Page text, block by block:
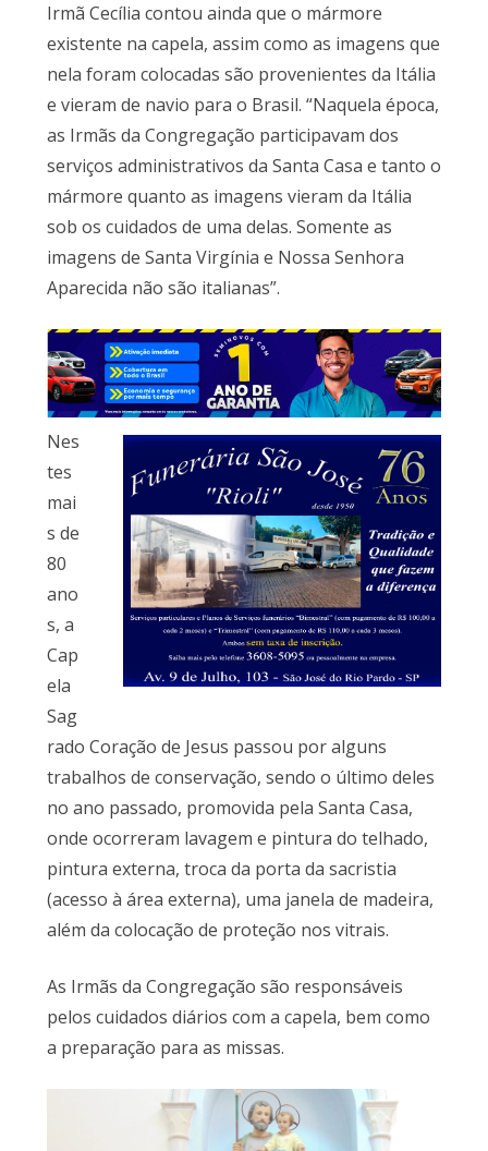
Irmã Cecília contou ainda que o mármore
existente na capela, assim como as imagens que
nela foram colocadas são provenientes da Itália
e vieram de navio para o Brasil. “Naquela época,
as Irmãs da Congregação participavam dos
serviços administrativos da Santa Casa e tanto o
mármore quanto as imagens vieram da Itália
sob os cuidados de uma delas. Somente as
imagens de Santa Virgínia e Nossa Senhora
Aparecida não são italianas”.
Nes
tes
mai
s de
80
ano
s, a
Cap
ela
Sag
rado Coração de Jesus passou por alguns
trabalhos de conservação, sendo o último deles
no ano passado, promovida pela Santa Casa,
onde ocorreram lavagem e pintura do telhado,
pintura externa, troca da porta da sacristia
(acesso à área externa), uma janela de madeira,
além da colocação de proteção nos vitrais.
As Irmãs da Congregação são responsáveis
pelos cuidados diários com a capela, bem como
a preparação para as missas.